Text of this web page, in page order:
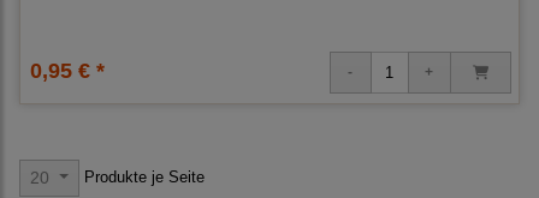
0,95 € *
20 Produkte je Seite